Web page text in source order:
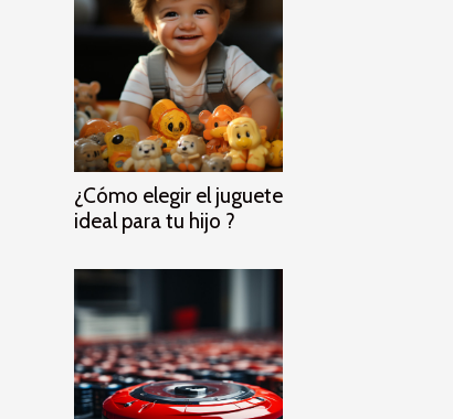
¿Cómo elegir el juguete
ideal para tu hijo ?